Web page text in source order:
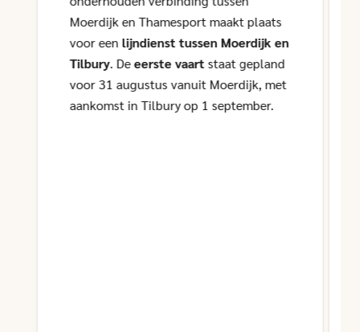
Moerdijk en Thamesport maakt plaats
voor een lijndienst tussen Moerdijk en
Tilbury. Deeerste vaart staat gepland
voor 31 augustus vanuit Moerdijk, met
aankomst in Tilbury op 1 september.